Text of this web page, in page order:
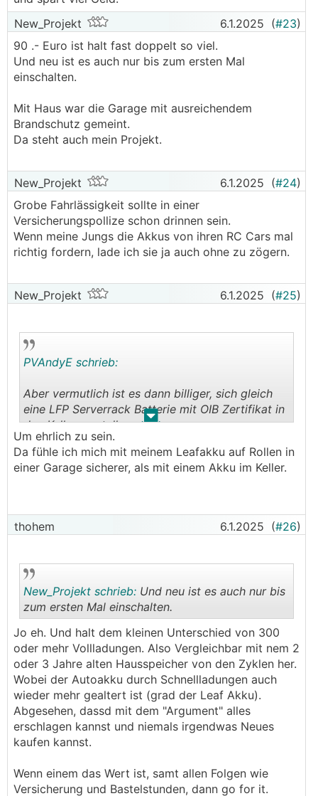
bis hin zu
"best case" - grün dargestellt was die Zukunft
(steigende Netzkosten) abbilden soll.
Das ist natürlich alles glaskugellesen und variable
machen könnten, wurden noch garnicht betrachtet,
ABER ich denke das Ziel der Amortisation von unter
10 Jahren ist auf jedenfall gegeben, selbst mit einem
Fragen:
grundlegende Fehler?
Macht ein 22kWh Speicher überhaupt Sinn?
liegen, deckt sich das mit euren Erfahrungen?
Ich hoffe auf viele praktische Erfahrungen von euch!
😉
New_Projekt
6.1.2025 (#23)
90 .- Euro ist halt fast doppelt so viel.
Und neu ist es auch nur bis zum ersten Mal
einschalten.
Mit Haus war die Garage mit ausreichendem
Brandschutz gemeint.
Da steht auch mein Projekt.
New_Projekt 6.1.2025 (#24)
Grobe Fahrlässigkeit sollte in einer
Versicherungspollize schon drinnen sein.
Wenn meine Jungs die Akkus von ihren RC Cars mal
richtig fordern, lade ich sie ja auch ohne zu zögern.
New_Projekt 6.1.2025 (#25)
. .
PVAndyE schrieb:
Aber vermutlich ist es dann billiger, sich gleich
eine LFP Serverrack Batterie mit OIB Zertifikat in
den Keller zu stellen.
Um ehrlich zu sein.
Da fühle ich mich mit meinem Leafakku auf Rollen in
einer Garage sicherer, als mit einem Akku im Keller.
thohem 6.1.2025 (#26)
.
New_Projekt schrieb: Und neu ist es auch nur bis
zum ersten Mal einschalten.
Jo eh. Und halt dem kleinen Unterschied von 300
oder mehr Vollladungen. Also Vergleichbar mit nem 2
oder 3 Jahre alten Hausspeicher von den Zyklen her.
Wobei der Autoakku durch Schnellladungen auch
wieder mehr gealtert ist (grad der Leaf Akku).
Abgesehen, dassd mit dem "Argument" alles
erschlagen kannst und niemals irgendwas Neues
kaufen kannst.
Wenn einem das Wert ist, samt allen Folgen wie
Versicherung und Bastelstunden, dann go for it.